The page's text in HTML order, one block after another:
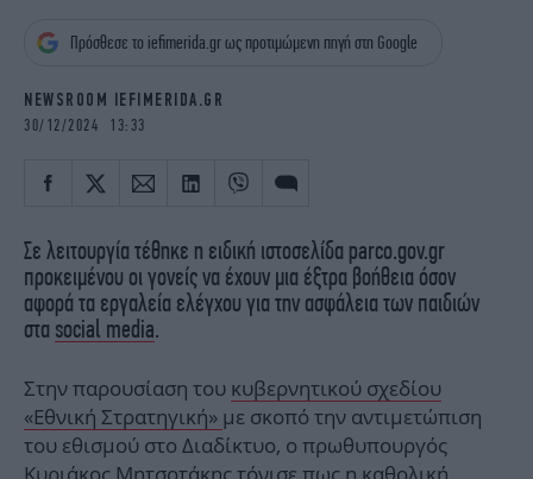
NEWSLETTER
Πρόσθεσε το iefimerida.gr ως προτιμώμενη πηγή στη Google
NEWSROOM IEFIMERIDA.GR
30/12/2024 13:33
Σε λειτουργία τέθηκε η ειδική ιστοσελίδα parco.gov.gr
προκειμένου οι γονείς να έχουν μια έξτρα βοήθεια όσον
αφορά τα εργαλεία ελέγχου για την ασφάλεια των παιδιών
στα social media.
Στην παρουσίαση του κυβερνητικού σχεδίου
«Εθνική Στρατηγική» με σκοπό την αντιμετώπιση
του εθισμού στο Διαδίκτυο, ο πρωθυπουργός